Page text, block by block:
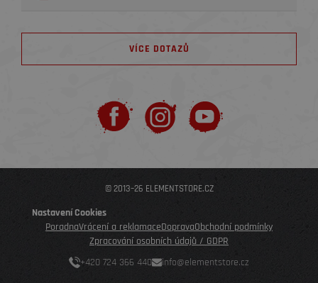
VÍCE DOTAZŮ
© 2013–26 ELEMENTSTORE.CZ
Nastavení Cookies
PoradnaVrácení a reklamaceDopravaObchodní podmínky
Zpracování osobních údajů / GDPR
+420 724 366 440
info@elementstore.cz